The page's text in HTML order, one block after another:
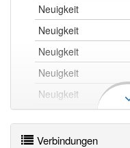
Neuigkeit
Neuigkeit
Neuigkeit
Neuigkeit
Neuigkeit
Neuigkeit openthesaurus
Verbindungen